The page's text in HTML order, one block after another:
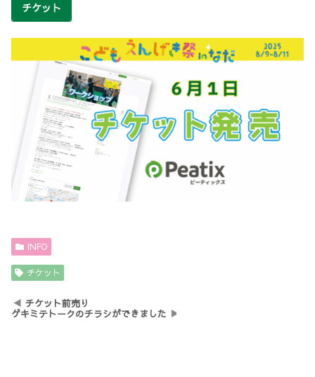
チケット
INFO
チケット
チケット前売り
ゲキミテトークのチラシができました